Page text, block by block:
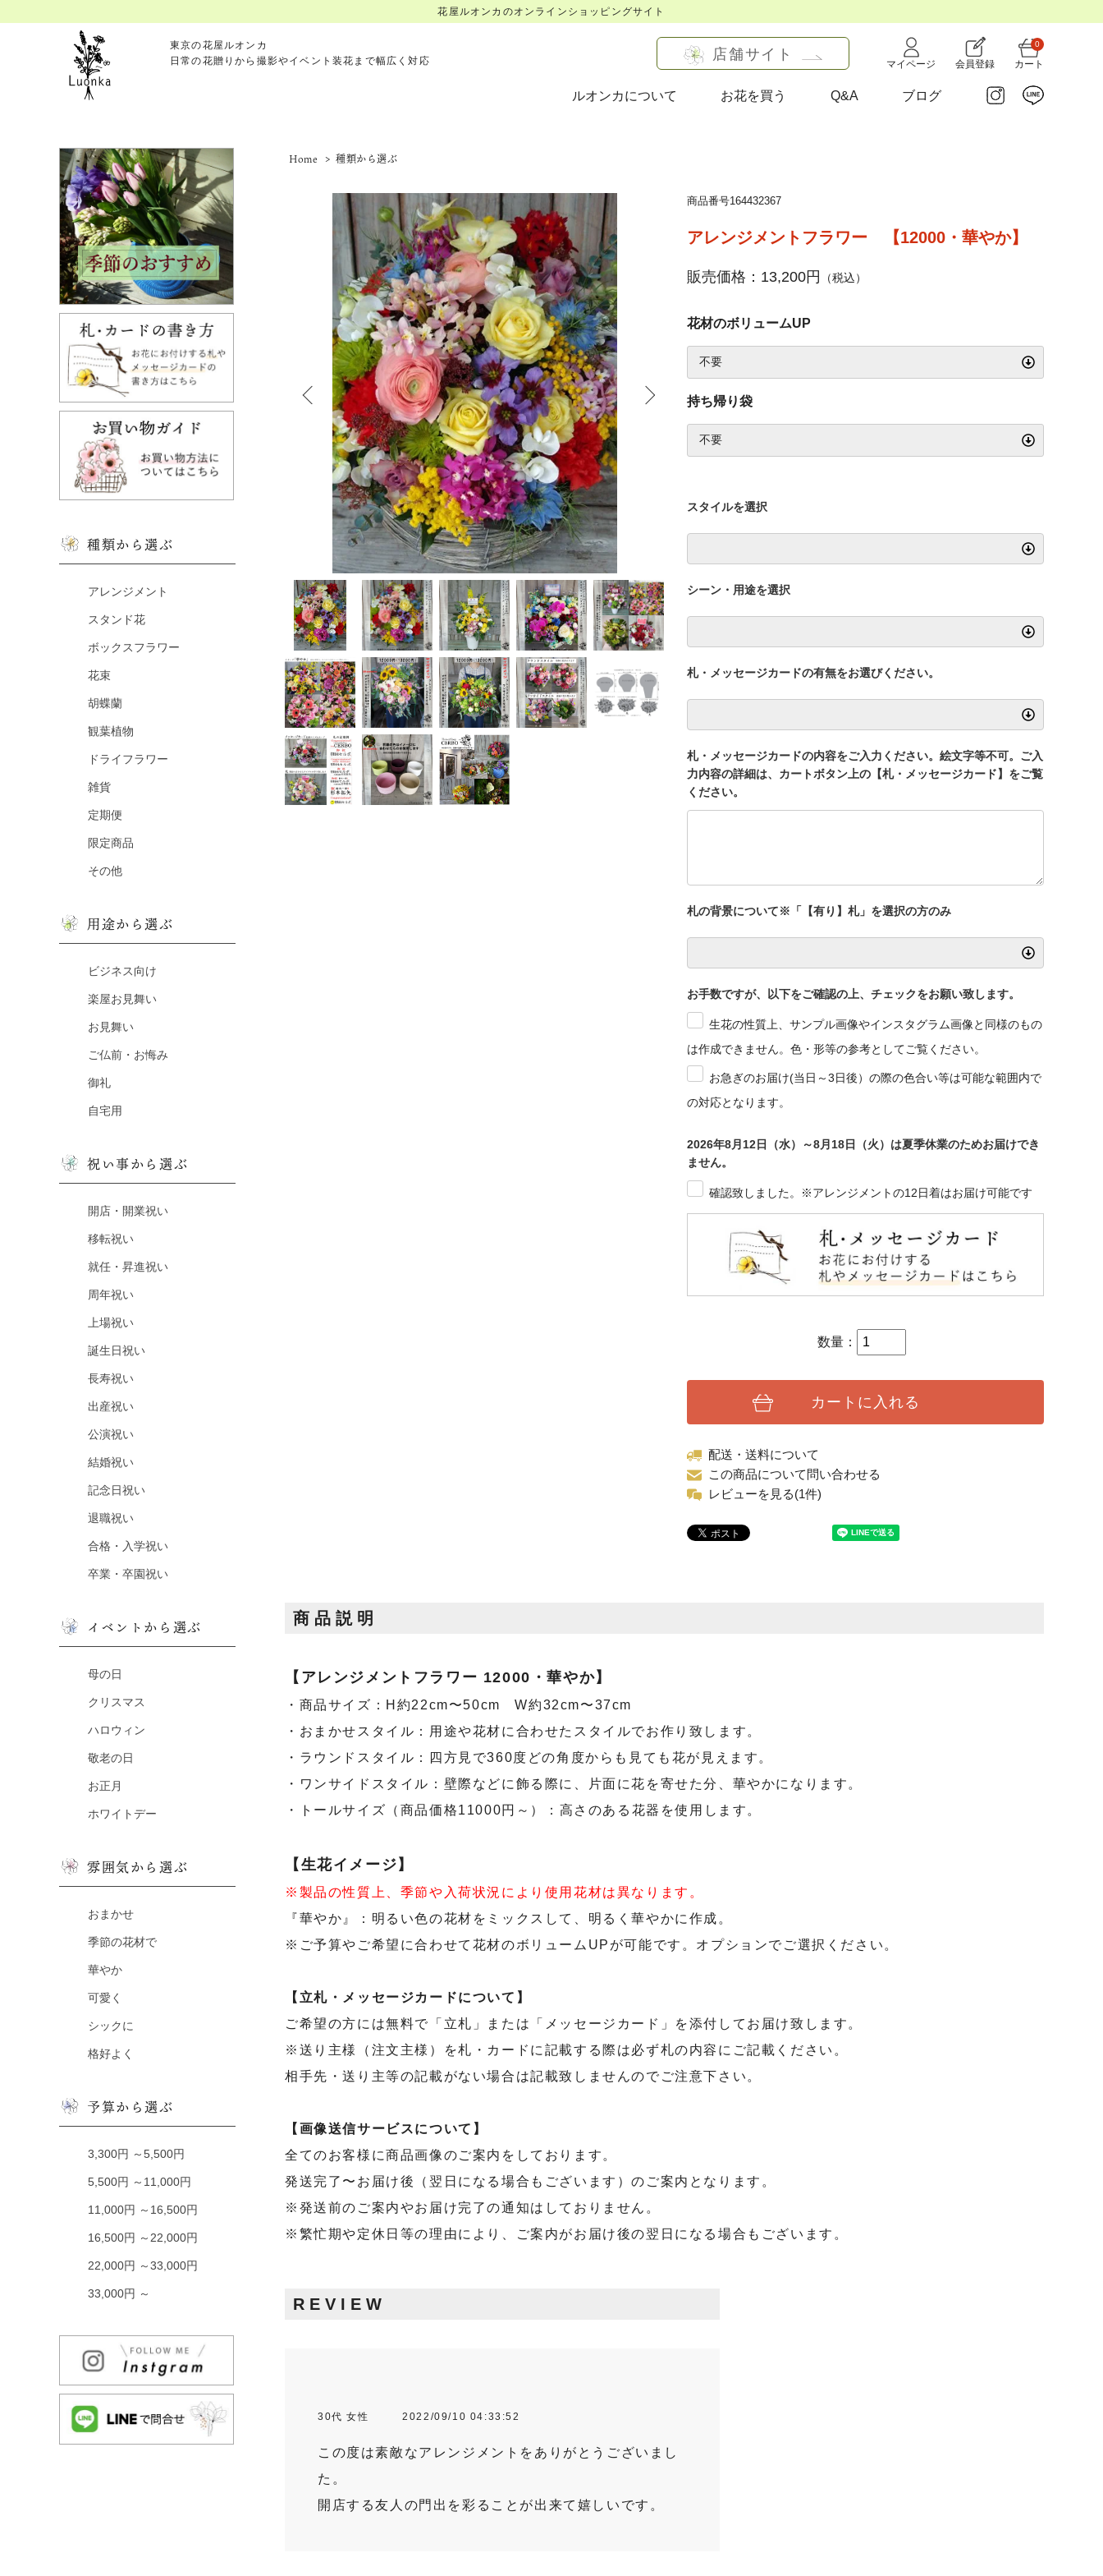
花屋ルオンカのオンラインショッピングサイト
東京の花屋ルオンカ
日常の花贈りから撮影やイベント装花まで幅広く対応
店舗サイト
マイページ 会員登録
0
カート
ルオンカについて お花を買う Q&A ブログ
種類から選ぶ
アレンジメント
スタンド花
ボックスフラワー
花束
胡蝶蘭
観葉植物
ドライフラワー
雑貨
定期便
限定商品
その他
用途から選ぶ
ビジネス向け
楽屋お見舞い
お見舞い
ご仏前・お悔み
御礼
自宅用
祝い事から選ぶ
開店・開業祝い
移転祝い
就任・昇進祝い
周年祝い
上場祝い
誕生日祝い
長寿祝い
出産祝い
公演祝い
結婚祝い
記念日祝い
退職祝い
合格・入学祝い
卒業・卒園祝い
イベントから選ぶ
母の日
クリスマス
ハロウィン
敬老の日
お正月
ホワイトデー
雰囲気から選ぶ
おまかせ
季節の花材で
華やか
可愛く
シックに
格好よく
予算から選ぶ
3,300円 ～5,500円
5,500円 ～11,000円
11,000円 ～16,500円
16,500円 ～22,000円
22,000円 ～33,000円
33,000円 ～
Home > 種類から選ぶ
商品番号164432367
アレンジメントフラワー 【12000・華やか】
販売価格：13,200円 （税込）
花材のボリュームUP
持ち帰り袋
スタイルを選択
シーン・用途を選択
札・メッセージカードの有無をお選びください。
札・メッセージカードの内容をご入力ください。絵文字等不可。ご入
力内容の詳細は、カートボタン上の【札・メッセージカード】をご覧
ください。
札の背景について※「【有り】札」を選択の方のみ
お手数ですが、以下をご確認の上、チェックをお願い致します。
生花の性質上、サンプル画像やインスタグラム画像と同様のもの
は作成できません。色・形等の参考としてご覧ください。
お急ぎのお届け(当日～3日後）の際の色合い等は可能な範囲内で
の対応となります。
2026年8月12日（水）～8月18日（火）は夏季休業のためお届けでき
ません。
確認致しました。※アレンジメントの12日着はお届け可能です
数量：
カートに入れる
配送・送料について
この商品について問い合わせる
レビューを見る(1件)
商品説明
【アレンジメントフラワー 12000・華やか】
・商品サイズ：H約22cm〜50cm W約32cm〜37cm
・おまかせスタイル：用途や花材に合わせたスタイルでお作り致します。
・ラウンドスタイル：四方見で360度どの角度からも見ても花が見えます。
・ワンサイドスタイル：壁際などに飾る際に、片面に花を寄せた分、華やかになります。
・トールサイズ（商品価格11000円～）：高さのある花器を使用します。
【生花イメージ】
※製品の性質上、季節や入荷状況により使用花材は異なります。
『華やか』：明るい色の花材をミックスして、明るく華やかに作成。
※ご予算やご希望に合わせて花材のボリュームUPが可能です。オプションでご選択ください。
【立札・メッセージカードについて】
ご希望の方には無料で「立札」または「メッセージカード」を添付してお届け致します。
※送り主様（注文主様）を札・カードに記載する際は必ず札の内容にご記載ください。
相手先・送り主等の記載がない場合は記載致しませんのでご注意下さい。
【画像送信サービスについて】
全てのお客様に商品画像のご案内をしております。
発送完了〜お届け後（翌日になる場合もございます）のご案内となります。
※発送前のご案内やお届け完了の通知はしておりません。
※繁忙期や定休日等の理由により、ご案内がお届け後の翌日になる場合もございます。
REVIEW
30代 女性 2022/09/10 04:33:52
この度は素敵なアレンジメントをありがとうございまし
た。
開店する友人の門出を彩ることが出来て嬉しいです。